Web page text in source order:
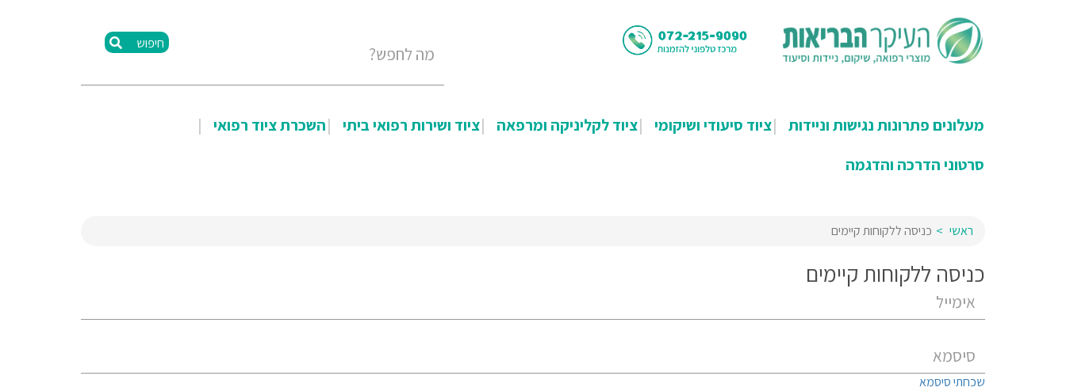
חיפוש
מעלונים פתרונות נגישות וניידות ציוד סיעודי ושיקומי ציוד לקליניקה ומרפאה ציוד ושירות רפואי ביתי
השכרת ציוד רפואי
סרטוני הדרכה והדגמה
ראשי כניסה ללקוחות קיימים
כניסה ללקוחות קיימים
שכחתי סיסמא